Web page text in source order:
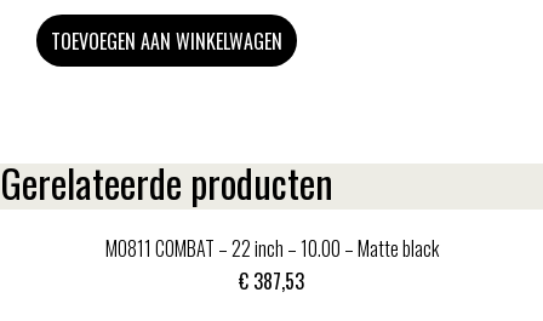
TOEVOEGEN AAN WINKELWAGEN
Gerelateerde producten
MO811 COMBAT – 22 inch – 10.00 – Matte black
€ 387,53